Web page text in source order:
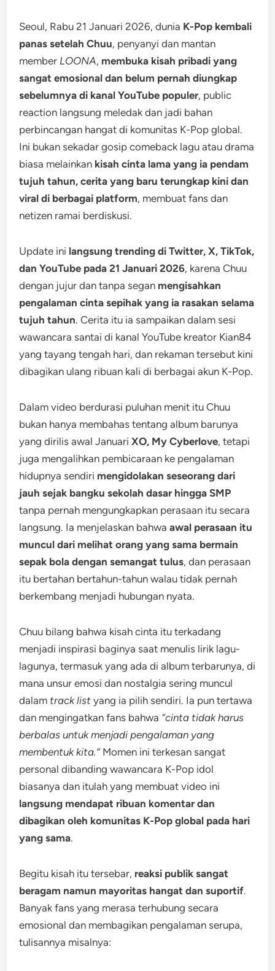
Seoul, Rabu 21 Januari 2026, dunia K-Pop kembali
panas setelah Chuu, penyanyi dan mantan
member LOONA, membuka kisah pribadi yang
sangat emosional dan belum pernah diungkap
sebelumnya di kanal YouTube populer, public
reaction langsung meledak dan jadi bahan
perbincangan hangat di komunitas K-Pop global.
Ini bukan sekadar gosip comeback lagu atau drama
biasa melainkan kisah cinta lama yang ia pendam
tujuh tahun, cerita yang baru terungkap kini dan
viral di berbagai platform, membuat fans dan
netizen ramai berdiskusi.
Update ini langsung trending di Twitter, X, TikTok,
dan YouTube pada 21 Januari 2026, karena Chuu
dengan jujur dan tanpa segan mengisahkan
pengalaman cinta sepihak yang ia rasakan selama
tujuh tahun. Cerita itu ia sampaikan dalam sesi
wawancara santai di kanal YouTube kreator Kian84
yang tayang tengah hari, dan rekaman tersebut kini
dibagikan ulang ribuan kali di berbagai akun K-Pop.
Dalam video berdurasi puluhan menit itu Chuu
bukan hanya membahas tentang album barunya
yang dirilis awal JanuariXO, My Cyberlove, tetapi
juga mengalihkan pembicaraan ke pengalaman
hidupnya sendiri mengidolakan seseorang dari
jauh sejak bangku sekolah dasar hingga SMP
tanpa pernah mengungkapkan perasaan itu secara
langsung. Ia menjelaskan bahwaawal perasaan itu
muncul dari melihat orang yang sama bermain
sepak bola dengan semangat tulus, dan perasaan
itu bertahan bertahun-tahun walau tidak pernah
berkembang menjadi hubungan nyata.
Chuu bilang bahwa kisah cinta itu terkadang
menjadi inspirasi baginya saat menulis lirik lagu-
lagunya, termasuk yang ada di album terbarunya, di
mana unsur emosi dan nostalgia sering muncul
dalam track list yang ia pilih sendiri. Ia pun tertawa
dan mengingatkan fans bahwa “cinta tidak harus
berbalas untuk menjadi pengalaman yang
membentuk kita.”Momen ini terkesan sangat
personal dibanding wawancara K-Pop idol
biasanya dan itulah yang membuat video ini
langsung mendapat ribuan komentar dan
dibagikan oleh komunitas K-Pop global pada hari
yang sama.
Begitu kisah itu tersebar, reaksi publik sangat
beragam namun mayoritas hangat dan suportif.
Banyak fans yang merasa terhubung secara
emosional dan membagikan pengalaman serupa,
tulisannya misalnya: